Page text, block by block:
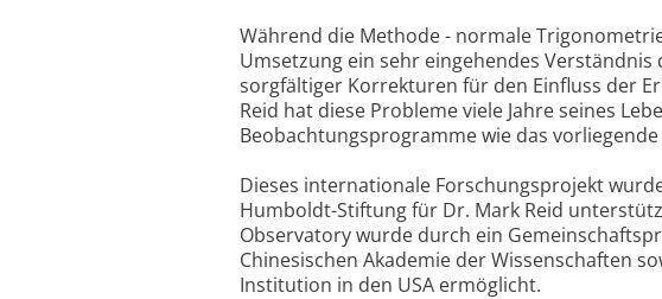
Während die Methode - normale
Umsetzung ein sehr eingehendes
sorgfältiger Korrekturen für den Einfluss der
Reid hat diese Probleme viele Jahre seines
Beobachtungsprogramme wie das
Dieses internationale Forschungsprojekt
Humboldt-Stiftung für Dr. Mark Reid
Observatory wurde durch ein
Chinesischen Akademie der Wissenschaften
Institution in den USA ermöglicht.